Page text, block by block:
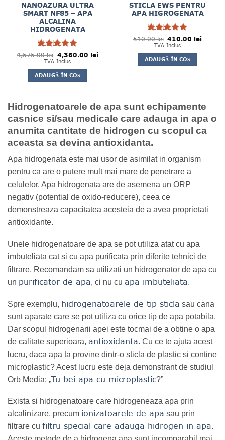
NANOAZURA ULTRA
SMART NF85 – APA
ALCALINA
HIDROGENATA
Evaluat la
din 5
4,575.00lei Prețul
inițial
fost:
4,575.00 lei.
4,360.00 leiPrețul
TVA Inclus
ADAUGĂ ÎN COȘ
STICLA EWS PENTRU
APA HIGROGENATA
Evaluat la
din 5
510.00lei Prețul
inițial
fost:
510.00 lei.
410.00 leiPrețul
TVA Inclus
ADAUGĂ ÎN COȘ
Hidrogenatoarele de apa sunt echipamente
casnice si/sau medicale care adauga in apa o
anumita cantitate de hidrogen cu scopul ca
aceasta sa devina antioxidanta.
Apa hidrogenata este mai usor de asimilat in organism
pentru ca are o putere mult mai mare de penetrare a
celulelor. Apa hidrogenata are de asemena un ORP
negativ (potential de oxido-reducere), ceea ce
demonstreaza capacitatea acesteia de a avea proprietati
antioxidante.
Unele hidrogenatoare de apa se pot utiliza atat cu apa
imbuteliata cat si cu apa purificata prin diferite tehnici de
filtrare. Recomandam sa utilizati un hidrogenator de apa cu
un purificator de apa, ci nu cu apa imbuteliata.
Spre exemplu, hidrogenatoarele de tip sticla sau cana
sunt aparate care se pot utiliza cu orice tip de apa potabila.
Dar scopul hidrogenarii apei este tocmai de a obtine o apa
de calitate superioara, antioxidanta. Cu ce te ajuta acest
lucru, daca apa ta provine dintr-o sticla de plastic si contine
microplastic? Acest lucru este deja demonstrant de studiul
Orb Media: „Tu bei apa cu microplastic?”
Exista si hidrogenatoare care hidrogeneaza apa prin
alcalinizare, precum ionizatoarele de apa sau prin
filtrare cu filtru special care adauga hidrogen in apa.